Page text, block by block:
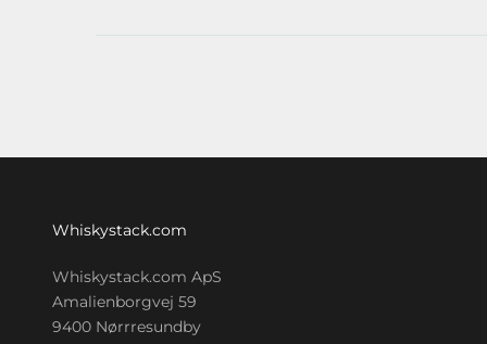
Whiskystack.com
Whiskystack.com ApS
Amalienborgvej 59
9400 Nørrresundby